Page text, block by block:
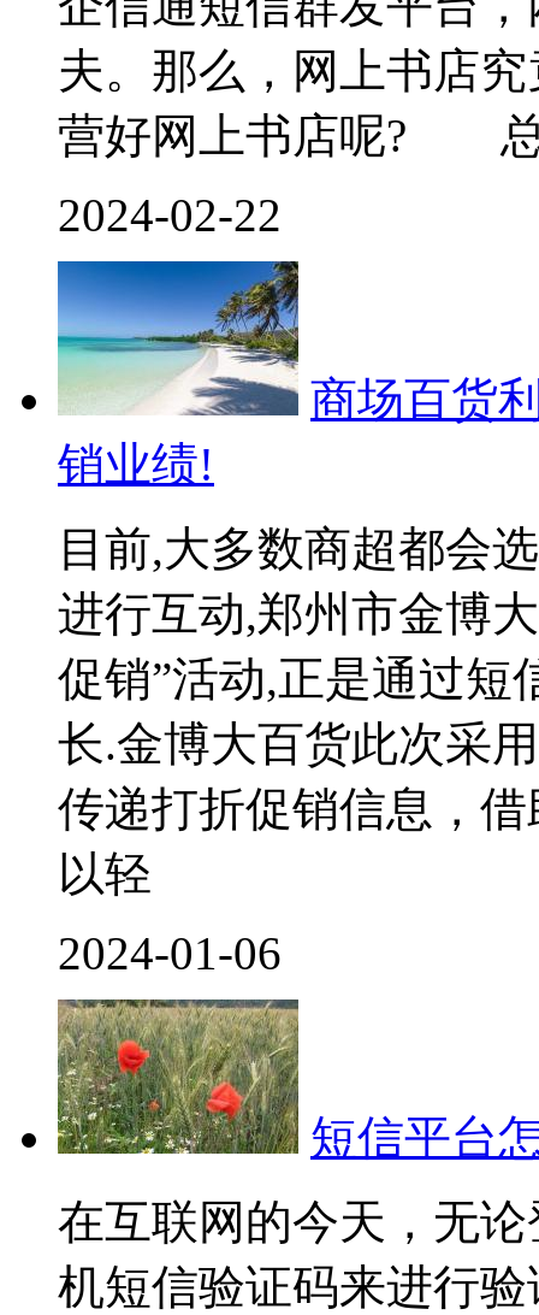
夫。那么，网上书店
营好网上书店呢?
2024-02-22
商场百货
销业绩!
目前,大多数商超都会
进行互动,郑州市金博
促销”活动,正是通过短
长.金博大百货此次采
传递打折促销信息，
以轻
2024-01-06
短信平台
在互联网的今天，无
机短信验证码来进行